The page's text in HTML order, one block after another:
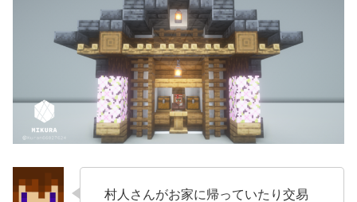
村人さんがお家に帰っていたり交易